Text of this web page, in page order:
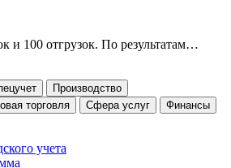
и 100 отгрузок. По результатам…
Производство
торговля Сфера услуг Финансы
учета